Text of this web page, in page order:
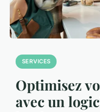
SERVICES
Optimisez
avec un